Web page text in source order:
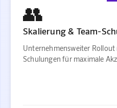
👥
Skalierung & Team-
Unternehmensweiter Rollout
Schulungen für maximale